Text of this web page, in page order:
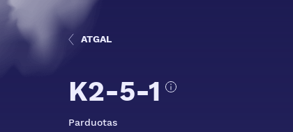
ATGAL
K2-5-1
Parduotas